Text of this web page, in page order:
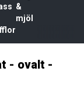
&
mjöl
- ovalt -